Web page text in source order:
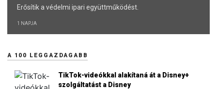
Erősítik a védelmi ipari együttműködést.
1 NAPJA
A 100 LEGGAZDAGABB
TikTok-videókkal alakítaná át a Disney+
szolgáltatást a Disney